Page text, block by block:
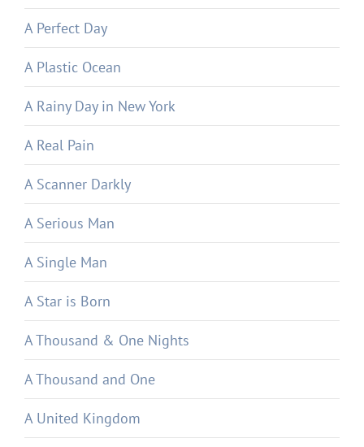
A Perfect Day
A Plastic Ocean
A Rainy Day in New York
A Real Pain
A Scanner Darkly
A Serious Man
A Single Man
A Star is Born
A Thousand & One Nights
A Thousand and One
A United Kingdom